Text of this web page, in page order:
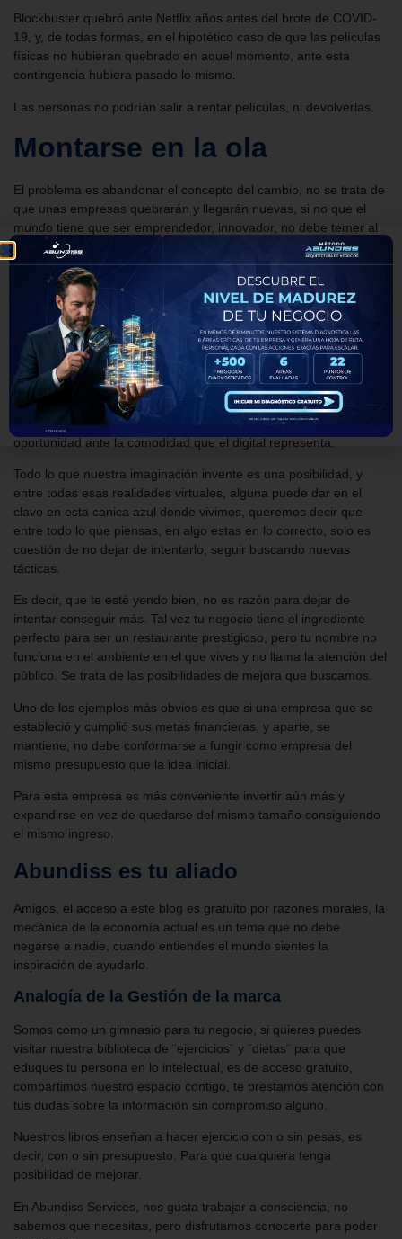
Blockbuster quebró ante Netflix años antes del brote de COVID-
19, y, de todas formas, en el hipotético caso de que las películas
físicas no hubieran quebrado en aquel momento, ante esta
contingencia hubiera pasado lo mismo.
Las personas no podrían salir a rentar películas, ni devolverlas.
Montarse en la ola
El problema es abandonar el concepto del cambio, no se trata de
que unas empresas quebrarán y llegarán nuevas, si no que el
mundo tiene que ser emprendedor, innovador, no debe temer al
cambio, existir es esforzarse así que hay que dar lo mejor que
tengamos.
Blockbuster podría ser Netflix si no fuera porque quería seguir
cobrando recargos por la gente que no podía gastar gasolina en
ir hasta el establecimiento, que aparte de pagar membresía
cobraba el alquiler de las mismas películas o juegos.
No nos malentiendan, no es un negocio malvado, mucho tiempo
sirvió fielmente a la sociedad como un centro de entretenimiento
de primera clase, el problema es que este negocio físico no tiene
oportunidad ante la comodidad que el digital representa.
Todo lo que nuestra imaginación invente es una posibilidad, y
entre todas esas realidades virtuales, alguna puede dar en el
clavo en esta canica azul donde vivimos, queremos decir que
entre todo lo que piensas, en algo estas en lo correcto, solo es
cuestión de no dejar de intentarlo, seguir buscando nuevas
tácticas.
Es decir, que te esté yendo bien, no es razón para dejar de
intentar conseguir más. Tal vez tu negocio tiene el ingrediente
perfecto para ser un restaurante prestigioso, pero tu nombre no
funciona en el ambiente en el que vives y no llama la atención del
público. Se trata de las posibilidades de mejora que buscamos.
Uno de los ejemplos más obvios es que si una empresa que se
estableció y cumplió sus metas financieras, y aparte, se
mantiene, no debe conformarse a fungir como empresa del
mismo presupuesto que la idea inicial.
Para esta empresa es más conveniente invertir aún más y
expandirse en vez de quedarse del mismo tamaño consiguiendo
el mismo ingreso.
Abundiss es tu aliado
Amigos, el acceso a este blog es gratuito por razones morales, la
mecánica de la economía actual es un tema que no debe
negarse a nadie, cuando entiendes el mundo sientes la
inspiración de ayudarlo.
Analogía de la Gestión de la marca
Somos como un gimnasio para tu negocio, si quieres puedes
visitar nuestra biblioteca de ¨ejercicios¨ y ¨dietas¨ para que
eduques tu persona en lo intelectual, es de acceso gratuito,
compartimos nuestro espacio contigo, te prestamos atención con
tus dudas sobre la información sin compromiso alguno.
Nuestros libros enseñan a hacer ejercicio con o sin pesas, es
decir, con o sin presupuesto. Para que cualquiera tenga
posibilidad de mejorar.
En Abundiss Services, nos gusta trabajar a consciencia, no
sabemos que necesitas, pero disfrutamos conocerte para poder